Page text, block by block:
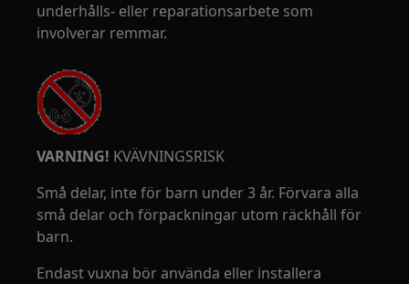
underhålls- eller reparationsarbete som
involverar remmar.
VARNING! KVÄVNINGSRISK
Små delar, inte för barn under 3 år. Förvara alla
små delar och förpackningar utom räckhåll för
barn.
Endast vuxna bör använda eller installera